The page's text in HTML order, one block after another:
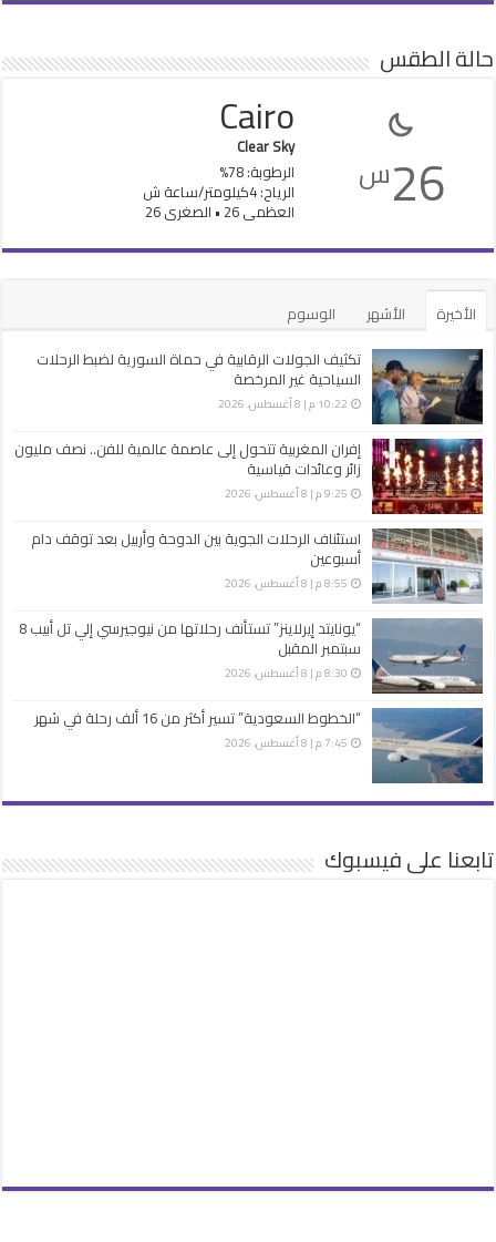
حالة الطقس
26س
Cairo
Clear Sky
الرطوبة: 78%
الرياح: 4كيلومتر/ساعة ش
العظمى 26 • الصغرى 26
الأخيرة الأشهر
الوسوم
تكثيف الجولات الرقابية في حماة السورية لضبط الرحلات
السياحية غير ‏المرخصة
10:22 م | 8 أغسطس، 2026
إفران المغربية تتحول إلى عاصمة عالمية للفن.. نصف مليون
زائر وعائدات قياسية
9:25 م | 8 أغسطس، 2026
استئناف الرحلات الجوية بين الدوحة وأربيل بعد توقف دام
أسبوعين
8:55 م | 8 أغسطس، 2026
“يونايتد إيرلاينز” تستأنف رحلاتها من نيوجيرسي إلي تل أبيب 8
سبتمبر المقبل
8:30 م | 8 أغسطس، 2026
“الخطوط السعودية” تسير أكثر من 16 ألف رحلة في شهر
7:45 م | 8 أغسطس، 2026
تابعنا على فيسبوك